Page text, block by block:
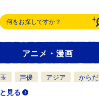
アニメ・漫画
声優 アジア からだ
見る